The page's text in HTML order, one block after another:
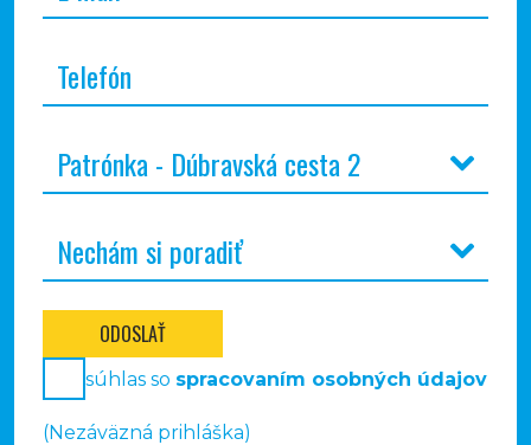
ODOSLAŤ
súhlas so spracovaním osobných údajov
(Nezáväzná prihláška)